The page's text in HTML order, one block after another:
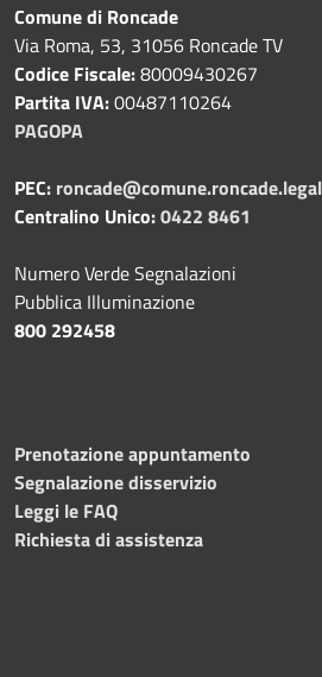
Comune di Roncade
Via Roma, 53, 31056 Roncade TV
Codice Fiscale:80009430267
Partita IVA:00487110264
PAGOPA
PEC:
Centralino Unico:0422 8461
Numero Verde Segnalazioni
Pubblica Illuminazione
800 292458
Prenotazione appuntamento
Segnalazione disservizio
Leggi le FAQ
Richiesta di assistenza